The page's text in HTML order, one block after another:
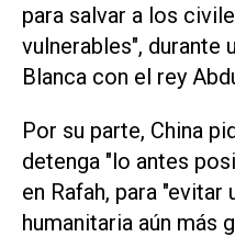
para salvar a los
vulnerables", durante
Blanca con el rey
Por su parte, China
detenga "lo antes
en Rafah, para
humanitaria aún más